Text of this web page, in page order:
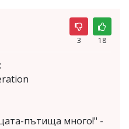
3 18
пътища много!" -